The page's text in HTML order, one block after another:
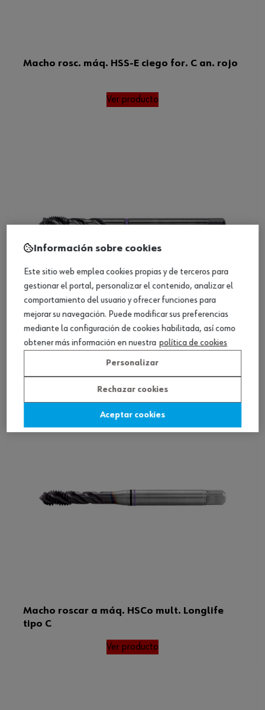
Macho rosc. máq. HSS-E ciego for. C an. rojo
Ver producto
Macho roscar a máq., HSCo, mult. DIN 374,
forma C
Macho roscar a máq. HSCo mult. Longlife
tipo C
Ver producto
Información sobre cookies
Este sitio web emplea cookies propias y de terceros para
gestionar el portal, personalizar el contenido, analizar el
comportamiento del usuario y ofrecer funciones para
mejorar su navegación. Puede modificar sus preferencias
mediante la configuración de cookies habilitada, así como
obtener más información en nuestra política de cookies
Personalizar
Rechazar cookies
Aceptar cookies